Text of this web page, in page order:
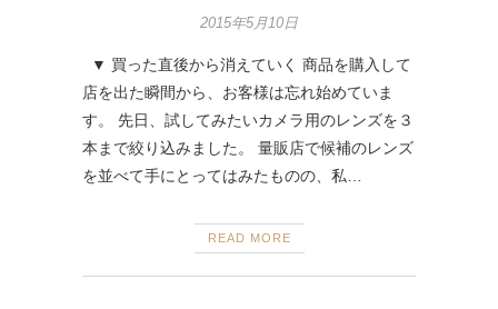
2015年5月10日
▼ 買った直後から消えていく 商品を購入して
店を出た瞬間から、お客様は忘れ始めていま
す。 先日、試してみたいカメラ用のレンズを３
本まで絞り込みました。 量販店で候補のレンズ
を並べて手にとってはみたものの、私…
READ MORE